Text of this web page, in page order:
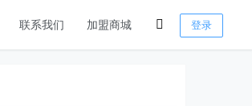
联系我们 加盟商城 登录